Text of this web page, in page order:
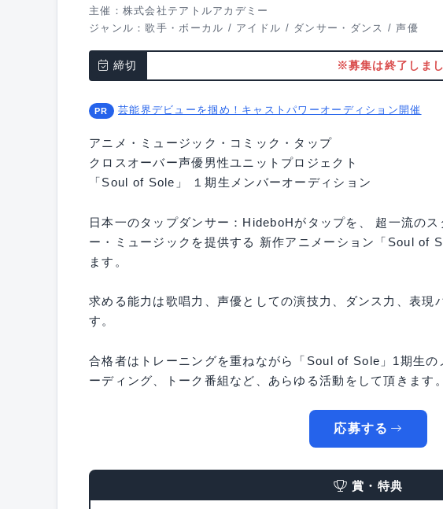
主催：株式会社テアトルアカデミー
ジャンル：歌手・ボーカル / アイドル / ダンサー・ダンス /声優
締切 ※募集は終了しま
芸能界デビューを掴め！キャストパワーオーディション開催
アニメ・ミュージック・コミック・タップ
クロスオーバー声優男性ユニットプロジェクト
「Soul of Sole」 １期生メンバーオーディション
日本一のタップダンサー：HideboHがタップを、 超一流の
ー・ミュージックを提供する 新作アニメーション「Soul of
ます。
求める能力は歌唱力、声優としての演技力、ダンス力、表現
す。
合格者はトレーニングを重ねながら「Soul of Sole」1期生の
ーディング、トーク番組など、あらゆる活動をして頂きます。
応募する
賞・特典